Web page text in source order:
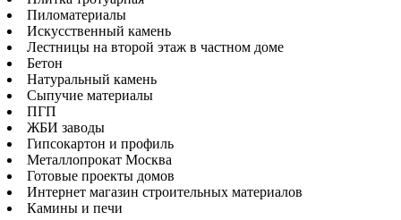
Пиломатериалы
Искусственный камень
Лестницы на второй этаж в частном доме
Бетон
Натуральный камень
Сыпучие материалы
ПГП
ЖБИ заводы
Гипсокартон и профиль
Металлопрокат Москва
Готовые проекты домов
Интернет магазин строительных материалов
Камины и печи